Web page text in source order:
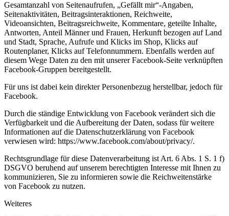
Gesamtanzahl von Seitenaufrufen, „Gefällt mir“-Angaben,
Seitenaktivitäten, Beitragsinteraktionen, Reichweite,
Videoansichten, Beitragsreichweite, Kommentare, geteilte Inhalte,
Antworten, Anteil Männer und Frauen, Herkunft bezogen auf Land
und Stadt, Sprache, Aufrufe und Klicks im Shop, Klicks auf
Routenplaner, Klicks auf Telefonnummern. Ebenfalls werden auf
diesem Wege Daten zu den mit unserer Facebook-Seite verknüpften
Facebook-Gruppen bereitgestellt.
Für uns ist dabei kein direkter Personenbezug herstellbar, jedoch für
Facebook.
Durch die ständige Entwicklung von Facebook verändert sich die
Verfügbarkeit und die Aufbereitung der Daten, sodass für weitere
Informationen auf die Datenschutzerklärung von Facebook
verwiesen wird: https://www.facebook.com/about/privacy/.
Rechtsgrundlage für diese Datenverarbeitung ist Art. 6 Abs. 1 S. 1 f)
DSGVO beruhend auf unserem berechtigten Interesse mit Ihnen zu
kommunizieren, Sie zu informieren sowie die Reichweitenstärke
von Facebook zu nutzen.
Weiteres